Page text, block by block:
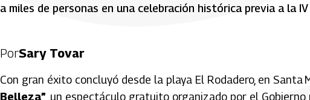
a miles de personas en una celebración histórica previa a la IV
PorSary Tovar
Con gran éxito concluyó desde la playa El Rodadero, en Santa
Belleza” , un espectáculo gratuito organizado por el